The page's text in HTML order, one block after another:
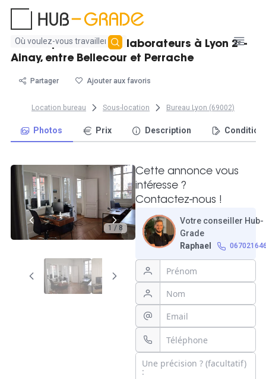
Aucun
résultat
Bureau pour 2 à 3 collaborateurs à Lyon 2ᵉ -
Ainay, entre Bellecour et Perrache
Partager Ajouter aux favoris
Location bureau Sous-location Bureau Lyon (69002)
Photos Prix Description
1 / 8
Cette annonce vous
intéresse ?
Contactez-nous !
Votre conseiller Hub-
Grade
Raphael